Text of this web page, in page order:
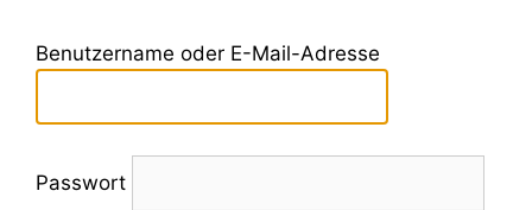
Benutzername oder E-Mail-Adresse
Passwort